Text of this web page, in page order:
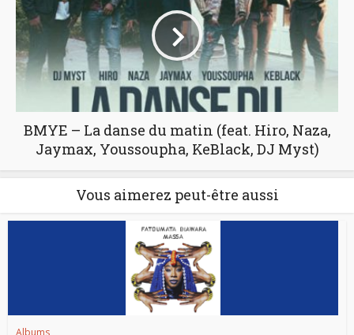
BMYE – La danse du matin (feat. Hiro, Naza,
Jaymax, Youssoupha, KeBlack, DJ Myst)
Vous aimerez peut-être aussi